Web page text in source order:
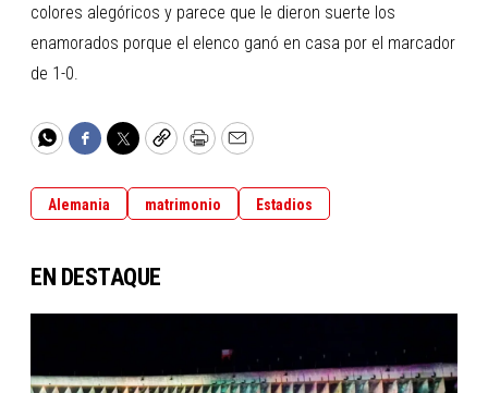
colores alegóricos y parece que le dieron suerte los
enamorados porque el elenco ganó en casa por el marcador
de 1-0.
WhatsApp
Facebook
TwitterCopyPrintEmail
Alemania matrimonio Estadios
EN DESTAQUE